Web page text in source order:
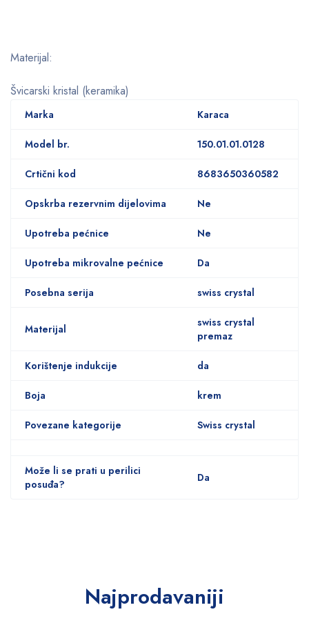
Materijal:
Švicarski kristal (keramika)
Marka Karaca
Model br. 150.01.01.0128
Crtični kod 8683650360582
Opskrba rezervnim dijelovima Ne
Upotreba pećnice Ne
Upotreba mikrovalne pećnice Da
Posebna serija swiss crystal
Materijal
swiss crystal
premaz
Korištenje indukcije da
Boja krem
Povezane kategorije Swiss crystal
Može li se prati u perilici
posuđa?
Da
Najprodavaniji